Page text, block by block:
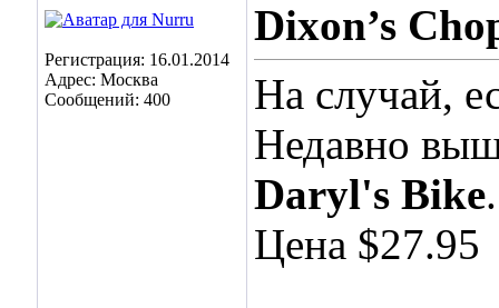
Регистрация: 16.01.2014
Адрес: Москва
Сообщений: 400
Dixon’s
На случай,
Недавно
Daryl's Bike.
Цена $27.95